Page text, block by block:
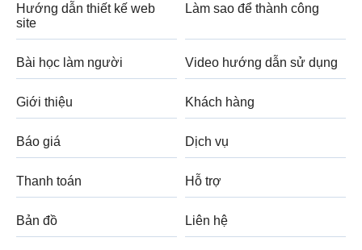
Hướng dẫn thiết kế web
site
Làm sao để thành công
Bài học làm người Video hướng dẫn sử dụng
Giới thiệu Khách hàng
Báo giá Dịch vụ
Thanh toán Hỗ trợ
Bản đồ Liên hệ